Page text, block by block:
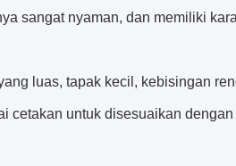
sangat nyaman, dan memiliki
luas, tapak kecil, kebisingan
cetakan untuk disesuaikan